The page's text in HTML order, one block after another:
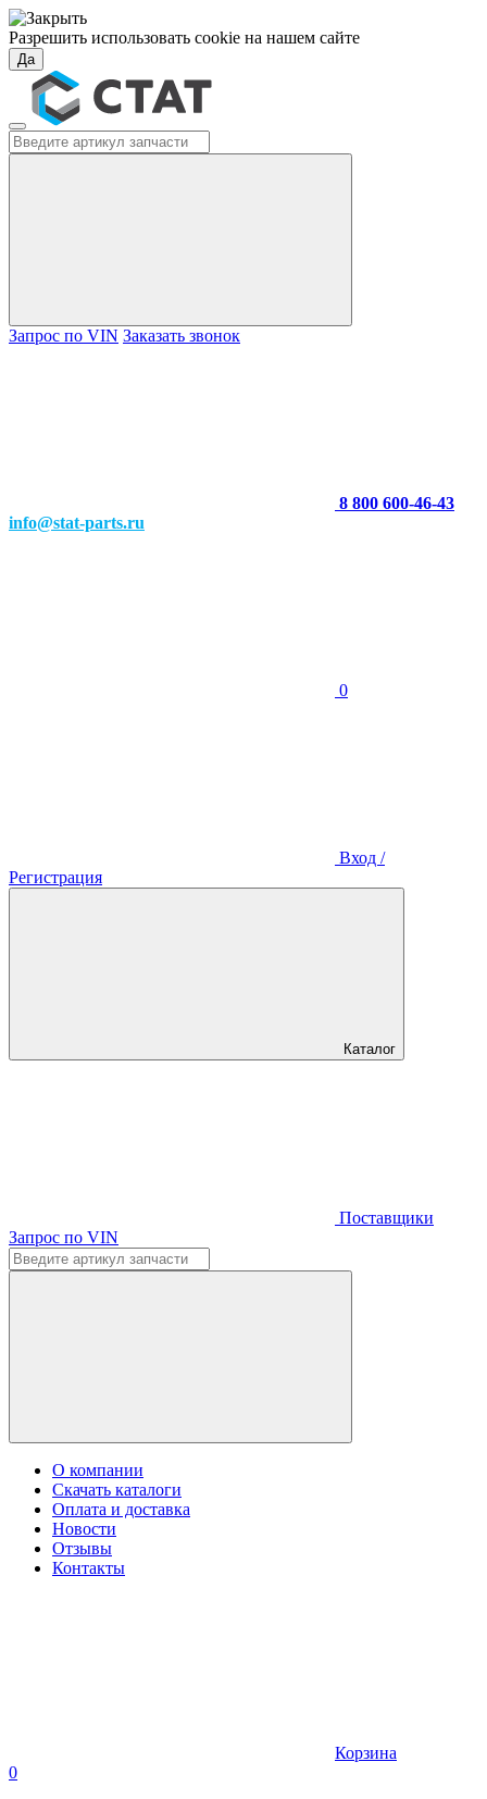
Разрешить использовать cookie на нашем сайте
Да
Запрос по VIN Заказать звонок
8 800 600-46-43
info@stat-parts.ru
0
Вход /
Регистрация
Каталог
Поставщики
Запрос по VIN
О компании
Скачать каталоги
Оплата и доставка
Новости
Отзывы
Контакты
Корзина
0